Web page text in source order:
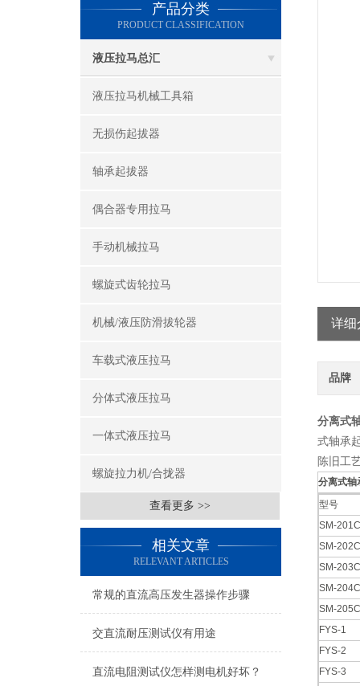
产品分类
PRODUCT CLASSIFICATION
液压拉马总汇
液压拉马机械工具箱
无损伤起拔器
轴承起拔器
偶合器专用拉马
手动机械拉马
螺旋式齿轮拉马
机械/液压防滑拔轮器
车载式液压拉马
分体式液压拉马
一体式液压拉马
螺旋拉力机/合拢器
查看更多 >>
相关文章
RELEVANT ARTICLES
常规的直流高压发生器操作步骤
交直流耐压测试仪有用途
直流电阻测试仪怎样测电机好坏？
详细
品牌
分离式
式轴承
陈旧工
分离式轴
型号
SM-201C
SM-202C
SM-203C
SM-204C
SM-205C
FYS-1
FYS-2
FYS-3